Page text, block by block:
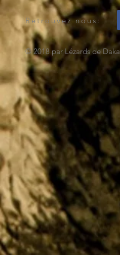
Retrouvez nous:
© 2018 par Lézards de